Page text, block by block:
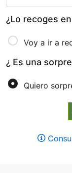
¿Lo recoges
Voy a ir a
¿ Es una
Quiero